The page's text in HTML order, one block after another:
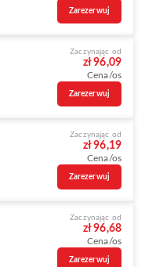
Zarezerwuj
Zaczynając od
zł 96,09
Cena/os
Zarezerwuj
Zaczynając od
zł 96,19
Cena/os
Zarezerwuj
Zaczynając od
zł 96,68
Cena/os
Zarezerwuj